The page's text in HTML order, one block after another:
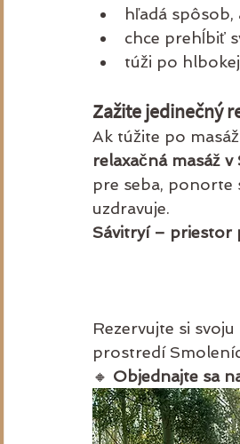
hľadá spôsob,
chce prehĺbiť
túži po
Zažite jedinečný
Ak túžite po
relaxačná masáž
pre seba,
uzdravuje.
Sávitryí – priestor
Rezervujte si
prostredí
🔸 Objednajte sa